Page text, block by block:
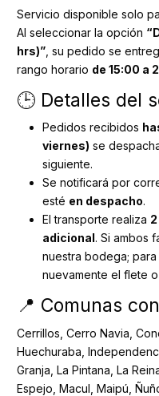
Servicio disponible solo
Al seleccionar la opción
hrs)” , su pedido se
rango horario de 15:00 a
🕒 Detalles del
Pedidos recibidos
viernes) se
siguiente.
Se notificará por
esté en despacho.
El transporte realiza
adicional. Si ambos
nuestra bodega;
nuevamente el flete
📍 Comunas
Cerrillos, Cerro Navia,
Huechuraba,
Granja, La Pintana, La
Espejo, Macul, Maipú,